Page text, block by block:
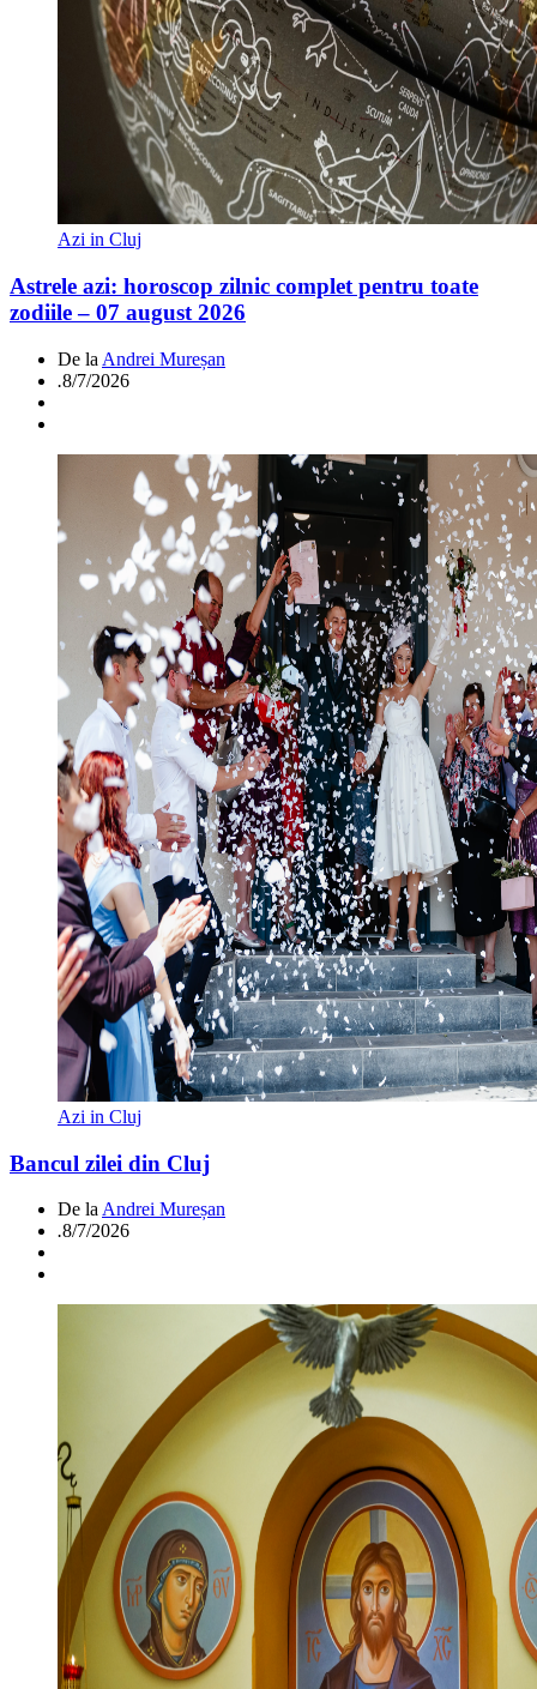
Azi in Cluj
Astrele azi: horoscop zilnic complet pentru toate
zodiile – 07 august 2026
De la Andrei Mureșan
.8/7/2026
Azi in Cluj
Bancul zilei din Cluj
De la Andrei Mureșan
.8/7/2026